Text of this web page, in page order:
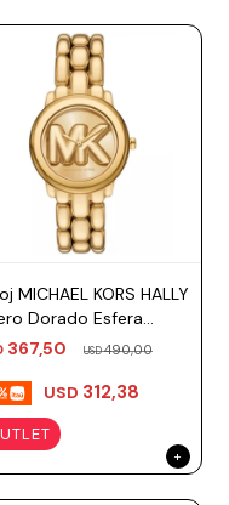
MICHAEL KORS HALLY
Dorado Esfera
367,50 USD490,00
USD 312,38